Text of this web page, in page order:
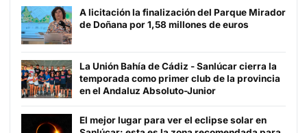
A licitación la finalización del Parque Mirador
de Doñana por 1,58 millones de euros
La Unión Bahía de Cádiz - Sanlúcar cierra la
temporada como primer club de la provincia
en el Andaluz Absoluto-Junior
El mejor lugar para ver el eclipse solar en